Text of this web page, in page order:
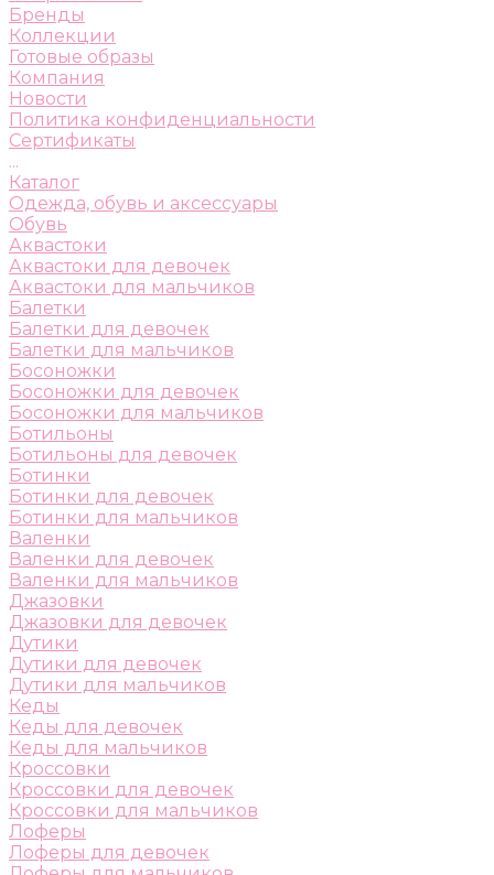
Бренды
Коллекции
Готовые образы
Компания
Новости
Политика конфиденциальности
Сертификаты
...
Каталог
Одежда, обувь и аксессуары
Обувь
Аквастоки
Аквастоки для девочек
Аквастоки для мальчиков
Балетки
Балетки для девочек
Балетки для мальчиков
Босоножки
Босоножки для девочек
Босоножки для мальчиков
Ботильоны
Ботильоны для девочек
Ботинки
Ботинки для девочек
Ботинки для мальчиков
Валенки
Валенки для девочек
Валенки для мальчиков
Джазовки
Джазовки для девочек
Дутики
Дутики для девочек
Дутики для мальчиков
Кеды
Кеды для девочек
Кеды для мальчиков
Кроссовки
Кроссовки для девочек
Кроссовки для мальчиков
Лоферы
Лоферы для девочек